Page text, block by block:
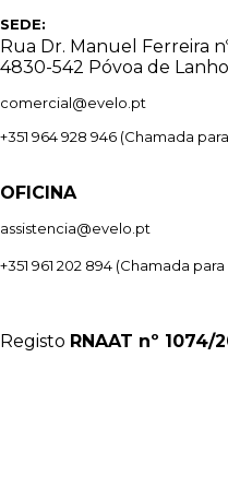
SEDE:
Rua Dr. Manuel Ferreira
4830-542 Póvoa de
comercial@evelo.pt
+351 964 928 946 (Chamada
OFICINA
assistencia@evelo.pt
+351 961 202 894 (Chamada
Registo RNAAT nº 1074/